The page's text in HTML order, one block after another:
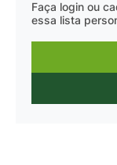
Faça login ou
essa lista